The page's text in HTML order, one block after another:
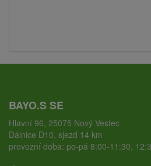
BAYO.S SE
Hlavní 96, 25075 Nový Vestec
Dálnice D10, sjezd 14 km
provozní doba: po-pá 8:00-11:30,